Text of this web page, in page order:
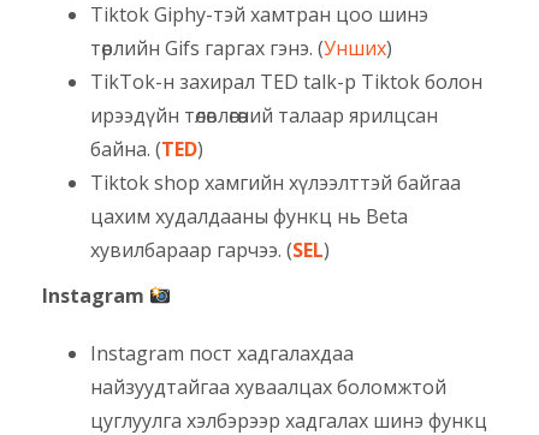
Tiktok Giphy-тэй хамтран цоо шинэ
төрлийн Gifs гаргах гэнэ. (Унших)
TikTok-н захирал TED talk-р Tiktok болон
ирээдүйн төлөвлөгөөний талаар ярилцсан
байна. (TED)
Tiktok shop хамгийн хүлээлттэй байгаа
цахим худалдааны функц нь Beta
хувилбараар гарчээ. (SEL)
Instagram
Instagram пост хадгалахдаа
найзуудтайгаа хуваалцах боломжтой
цуглуулга хэлбэрээр хадгалах шинэ функц